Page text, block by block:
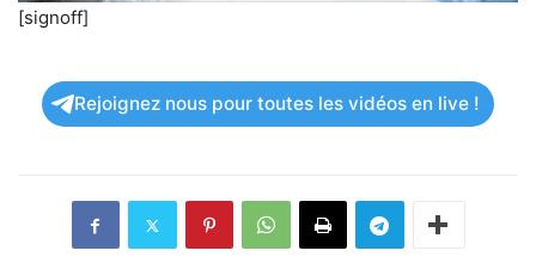
[signoff]
Rejoignez nous pour toutes les vidéos en live !